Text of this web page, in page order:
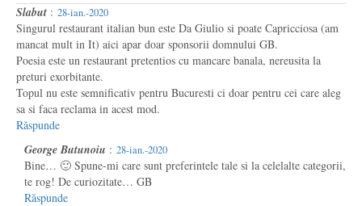
Slabut : 28-ian.-2020
Singurul restaurant italian bun este Da Giulio si poate Capricciosa (am
mancat mult in It) aici apar doar sponsorii domnului GB.
Poesia este un restaurant pretentios cu mancare banala, nereusita la
preturi exorbitante.
Topul nu este semnificativ pentru Bucuresti ci doar pentru cei care aleg
sa si faca reclama in acest mod.
Răspunde
George Butunoiu : 28-ian.-2020
Bine… 🙂 Spune-mi care sunt preferintele tale si la celelalte categorii,
te rog! De curiozitate… GB
Răspunde